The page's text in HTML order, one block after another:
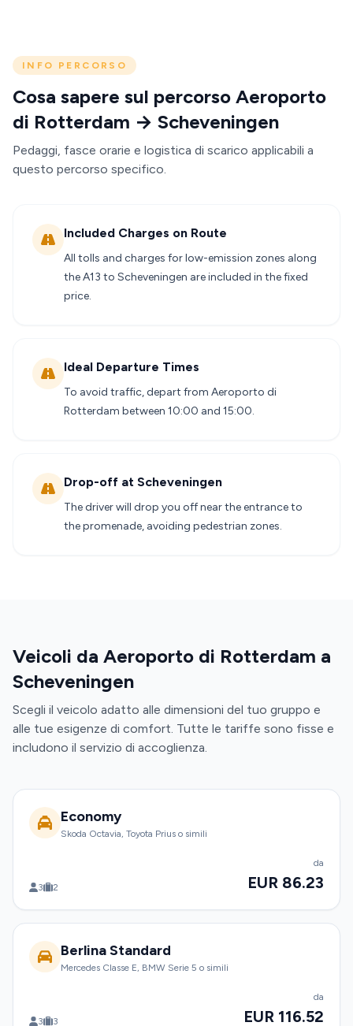
INFO PERCORSO
Cosa sapere sul percorso Aeroporto
di Rotterdam → Scheveningen
Pedaggi, fasce orarie e logistica di scarico applicabili a
questo percorso specifico.
Included Charges on Route
All tolls and charges for low-emission zones along
the A13 to Scheveningen are included in the fixed
price.
Ideal Departure Times
To avoid traffic, depart from Aeroporto di
Rotterdam between 10:00 and 15:00.
Drop-off at Scheveningen
The driver will drop you off near the entrance to
the promenade, avoiding pedestrian zones.
Veicoli da Aeroporto di Rotterdam a
Scheveningen
Scegli il veicolo adatto alle dimensioni del tuo gruppo e
alle tue esigenze di comfort. Tutte le tariffe sono fisse e
includono il servizio di accoglienza.
Economy
Skoda Octavia, Toyota Prius o simili
3 2
da
EUR 86.23
Berlina Standard
Mercedes Classe E, BMW Serie 5 o simili
3 3
da
EUR 116.52